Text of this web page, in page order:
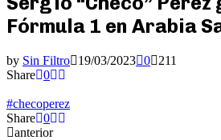
Fórmula 1 en Arabia
by Sin Filtro 19/03/2023 0
211
Share 0
#checoperez
Share 0
anterior